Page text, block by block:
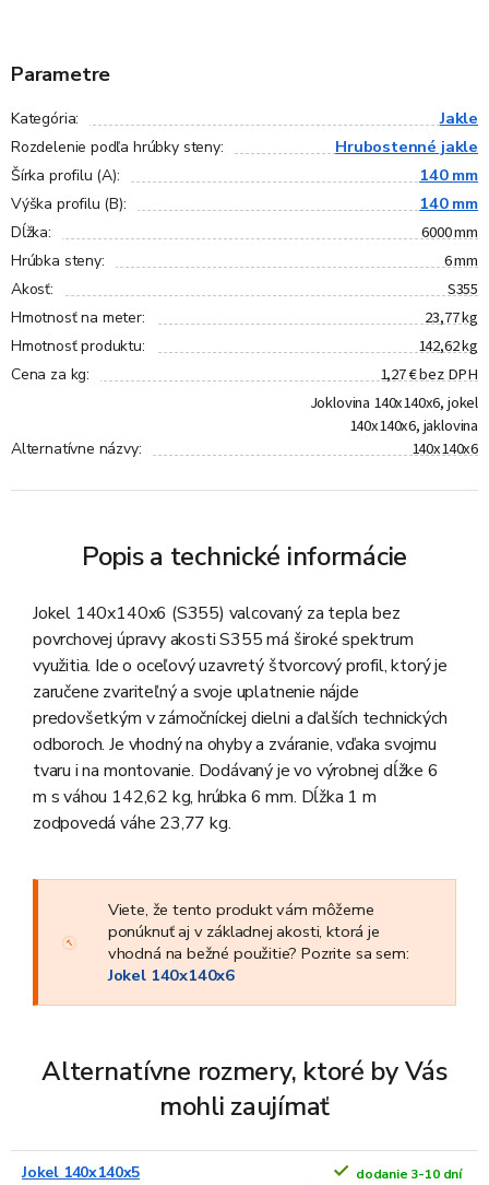
Parametre
Kategória: Jakle
Rozdelenie podľa hrúbky steny: Hrubostenné jakle
Šírka profilu (A): 140 mm
Výška profilu (B): 140 mm
Dĺžka: 6000 mm
Hrúbka steny: 6 mm
Akosť: S355
Hmotnosť na meter: 23,77 kg
Hmotnosť produktu: 142,62 kg
Cena za kg: 1,27 € bez DPH
Alternatívne názvy:
Joklovina 140x140x6, jokel
140x140x6, jaklovina
140x140x6
Popis a technické informácie
Jokel 140x140x6 (S355) valcovaný za tepla bez
povrchovej úpravy akosti S355 má široké spektrum
využitia. Ide o oceľový uzavretý štvorcový profil, ktorý je
zaručene zvariteľný a svoje uplatnenie nájde
predovšetkým v zámočníckej dielni a ďalších technických
odboroch. Je vhodný na ohyby a zváranie, vďaka svojmu
tvaru i na montovanie. Dodávaný je vo výrobnej dĺžke 6
m s váhou 142,62 kg, hrúbka 6 mm. Dĺžka 1 m
zodpovedá váhe 23,77 kg.
Viete, že tento produkt vám môžeme
ponúknuť aj v základnej akosti, ktorá je
vhodná na bežné použitie? Pozrite sa sem:
Jokel 140x140x6
Alternatívne rozmery, ktoré by Vás
mohli zaujímať
Jokel 140x140x5 dodanie 3-10 dní